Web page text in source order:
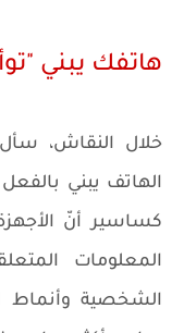
هاتفك يبني
خلال النقاش،
الهاتف يبني
كساسير أنّ
المعلومات
الشخصية وأنماط